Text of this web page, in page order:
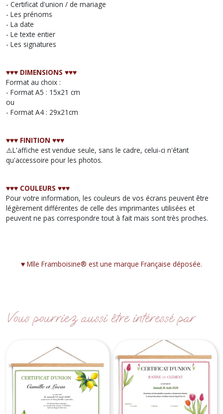
- Certificat d'union / de mariage
- Les prénoms
- La date
- Le texte entier
- Les signatures
♥︎♥︎♥︎ DIMENSIONS ♥︎♥︎♥︎
Format au choix :
- Format A5 : 15x21 cm
ou
- Format A4 : 29x21cm
♥︎♥︎♥︎ FINITION ♥︎♥︎♥︎
⚠️L'affiche est vendue seule, sans le cadre, celui-ci n'étant
qu'accessoire pour les photos.
♥︎♥︎♥︎ COULEURS ♥︎♥︎♥︎
Pour votre information, les couleurs de vos écrans peuvent être
légèrement différentes de celle des imprimantes utilisées et
peuvent ne pas correspondre tout à fait mais sont très proches.
♥︎ Mlle Framboisine® est une marque Française déposée.
Vous pourriez aussi être intéressé par